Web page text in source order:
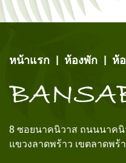
หน้าแรก | ห้องพัก | ห้
8 ซอยนาคนิวาส ถนนนาคนิ
แขวงลาดพร้าว เขตลาดพร้